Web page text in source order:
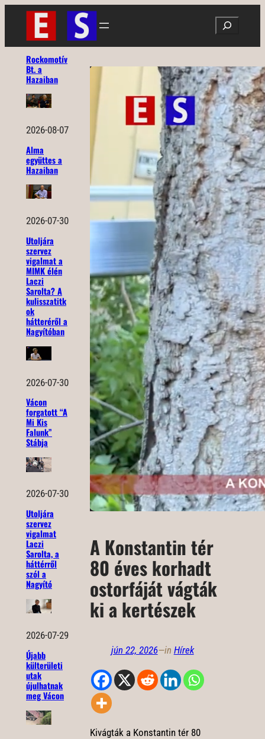
Ugrás
tartalomhoz
Search
Rockomotív
Bt. a
Hazaiban
2026-08-07
Alma
együttes a
Hazaiban
2026-07-30
Utoljára
szervez
vigalmat a
MIMK élén
Laczi
Sarolta? A
kulisszatitk
ok
hátteréről a
Nagyítóban
2026-07-30
Vácon
forgatott “A
Mi Kis
Falunk”
Stábja
2026-07-30
Utoljára
szervez
vigalmat
Laczi
Sarolta, a
háttérről
szól a
Nagyító
2026-07-29
Újabb
külterületi
utak
újulhatnak
meg Vácon
A Konstantin tér
80 éves korhadt
ostorfáját vágták
ki a kertészek
jún 22, 2026—in Hírek
Kivágták a Konstantin tér 80